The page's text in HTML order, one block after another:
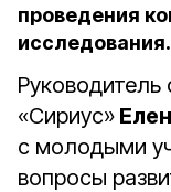
проведения
исследования.
Руководитель
«Сириус»
с молодыми
вопросы